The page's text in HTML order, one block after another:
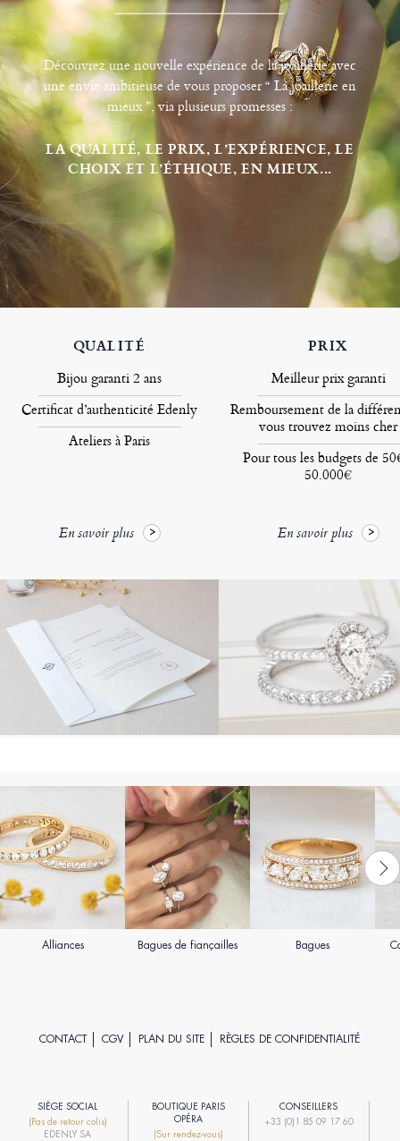
Découvrez une nouvelle expérience de la joaillerie avec
une envie ambitieuse de vous proposer “ La joaillerie en
mieux ”, via plusieurs promesses :
LA QUALITÉ, LE PRIX, L’EXPÉRIENCE, LE
CHOIX ET L’ÉTHIQUE, EN MIEUX...
QUALITÉ
Bijou garanti 2 ans
Certificat d’authenticité Edenly
Ateliers à Paris
En savoir plus
PRIX
Meilleur prix garanti
Remboursement de la
vous trouvez moins cher
Pour tous les budgets de
50.000€
En savoir plus
Alliances Bagues de fiançailles Bagues
CONTACT CGV PLAN DU SITE RÈGLES DE CONFIDENTIALITÉ
SIÈGE SOCIAL
(Pas de retour colis)
EDENLY SA
BOUTIQUE PARIS
OPÉRA
(Sur rendez-vous)
CONSEILLERS
+33 (0)1 85 09 17 60